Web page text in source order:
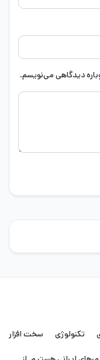
دیدگاهی می‌نویسم.
تکنولوژی سخت افزار